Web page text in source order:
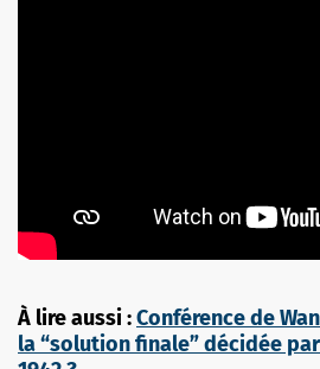
À lire aussi :Conférence de
la “solution finale” décidée